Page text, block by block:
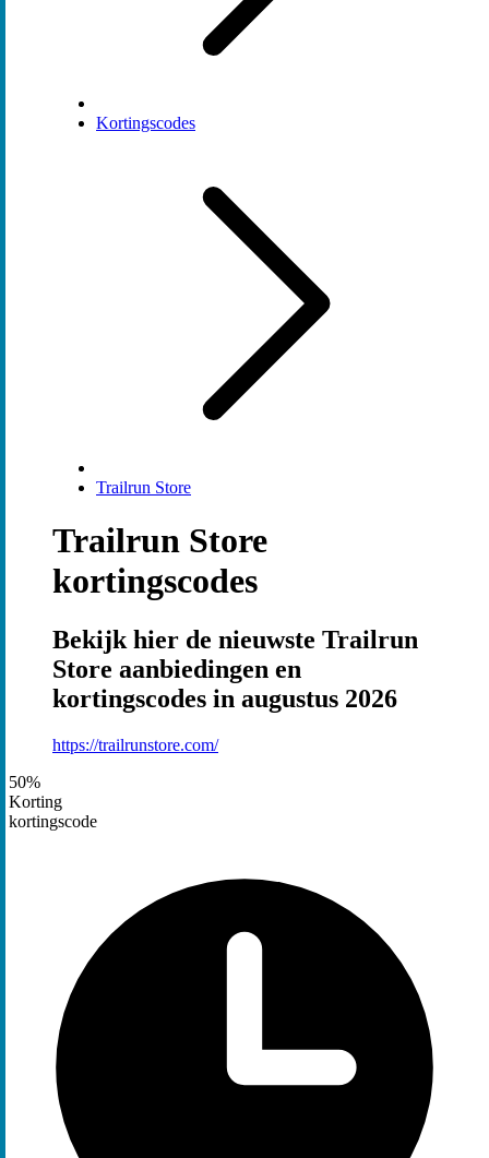
Kortingscodes
Trailrun Store
Trailrun Store
kortingscodes
Bekijk hier de nieuwste Trailrun
Store aanbiedingen en
kortingscodes in augustus 2026
https://trailrunstore.com/
50%
Korting
kortingscode